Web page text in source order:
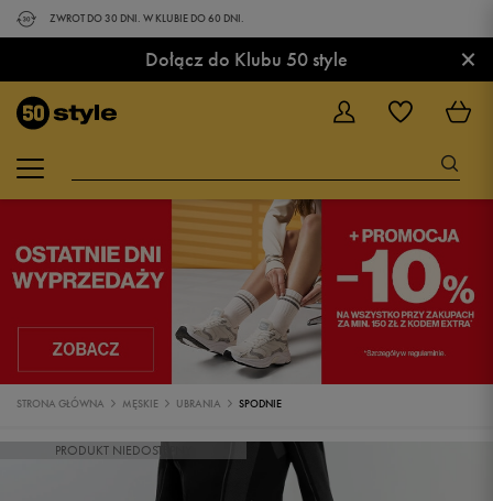
ZWROT DO 30 DNI. W KLUBIE DO 60 DNI.
Dołącz do Klubu 50 style ×
STRONA GŁÓWNA MĘSKIE UBRANIA SPODNIE
PRODUKT NIEDOSTĘPNY